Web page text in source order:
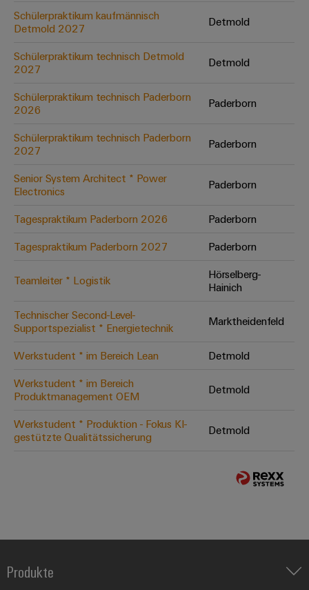
Digital
auf einem
neuen Niveau
unkompliziert,
Schülerpraktikum kaufmännisch
Detmold 2027
Detmold
Schülerpraktikum technisch Detmold
2027
Detmold
Schülerpraktikum technisch Paderborn
2026
Paderborn
Schülerpraktikum technisch Paderborn
2027
Paderborn
Senior System Architect * Power
Electronics
Paderborn
Tagespraktikum Paderborn 2026
Paderborn
Tagespraktikum Paderborn 2027
Paderborn
Teamleiter * Logistik
Hörselberg-
Hainich
Technischer Second-Level-
Supportspezialist * Energietechnik
Marktheidenfeld
Werkstudent * im Bereich Lean
Detmold
Werkstudent * im Bereich
Produktmanagement OEM
Detmold
Werkstudent * Produktion - Fokus KI-
gestützte Qualitätssicherung
Detmold
Produkte